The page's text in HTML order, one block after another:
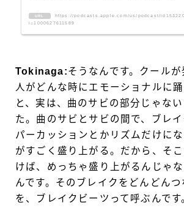
URL
https://podcasts.apple.com/us/podcast/
i=1000627611589
Tokinaga:そうなんです。クールが
人がどんな時にエモーショナルに
と、実は、曲のサビの部分じゃな
た。曲のサビとサビの間で、ブレ
パーカッションとかリズムだけに
がすごく盛り上がる。だから、そ
けば、めっちゃ盛り上がるんじゃ
んです。そのブレイクをどんどん
を、ブレイクビーツって呼ぶんです